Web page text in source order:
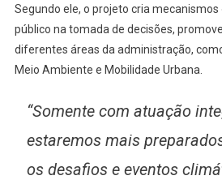
Segundo ele, o projeto cria
público na tomada de decisões,
diferentes áreas da administração,
Meio Ambiente e Mobilidade Urbana.
“Somente com atuação
estaremos mais
os desafios e eventos